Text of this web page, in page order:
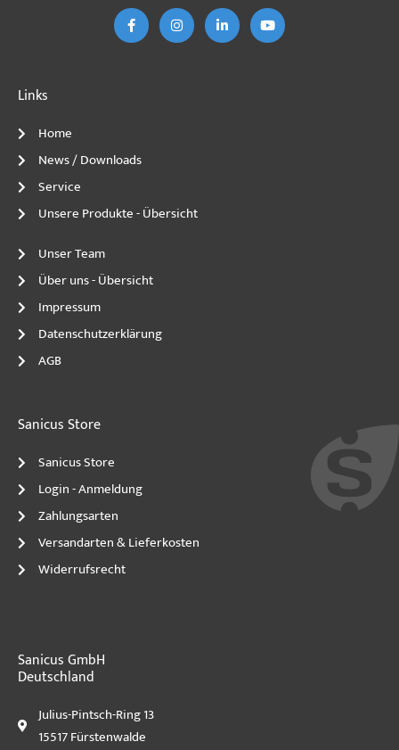
b
o
o
a
g
r
e
d
i
u
b
e
Links
Home
News / Downloads
Service
Unsere Produkte - Übersicht
Unser Team
Über uns - Übersicht
Impressum
Datenschutzerklärung
AGB
Sanicus Store
Sanicus Store
Login - Anmeldung
Zahlungsarten
Versandarten & Lieferkosten
Widerrufsrecht
Sanicus GmbH
Deutschland
Julius-Pintsch-Ring 13
15517 Fürstenwalde